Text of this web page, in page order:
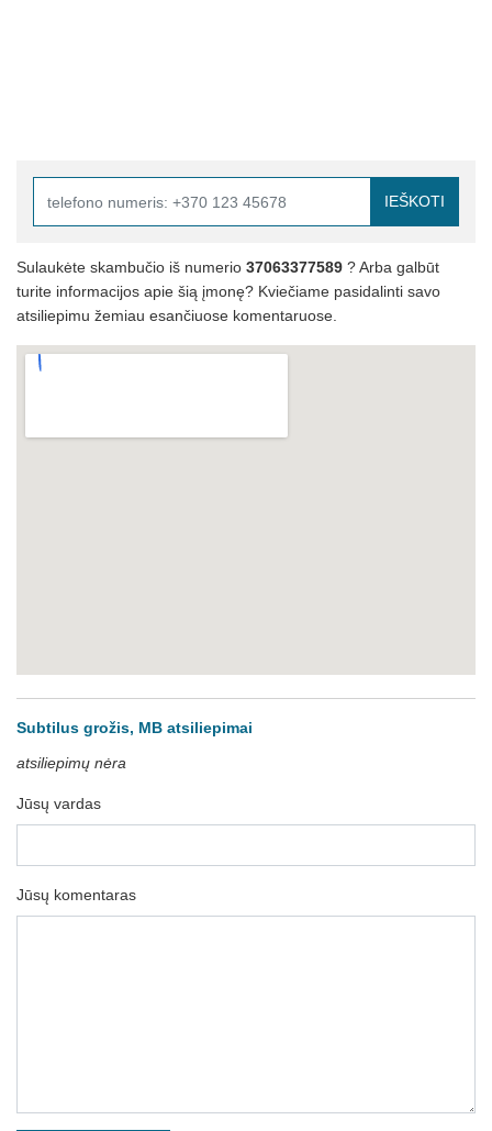
IEŠKOTI
Sulaukėte skambučio iš numerio 37063377589 ? Arba galbūt
turite informacijos apie šią įmonę? Kviečiame pasidalinti savo
atsiliepimu žemiau esančiuose komentaruose.
Subtilus grožis, MB atsiliepimai
atsiliepimų nėra
Jūsų vardas
Jūsų komentaras